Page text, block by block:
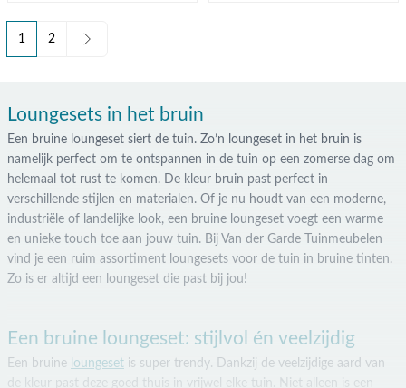
U lees momenteel pagina
1 2
Loungesets in het bruin
Een bruine loungeset siert de tuin. Zo’n loungeset in het bruin is
namelijk perfect om te ontspannen in de tuin op een zomerse dag om
helemaal tot rust te komen. De kleur bruin past perfect in
verschillende stijlen en materialen. Of je nu houdt van een moderne,
industriële of landelijke look, een bruine loungeset voegt een warme
en unieke touch toe aan jouw tuin. Bij Van der Garde Tuinmeubelen
vind je een ruim assortiment loungesets voor de tuin in bruine tinten.
Zo is er altijd een loungeset die past bij jou!
Een bruine loungeset: stijlvol én veelzijdig
Een bruine loungeset is super trendy. Dankzij de veelzijdige aard van
de kleur past deze goed thuis in vrijwel elke tuin. Niet alleen is een